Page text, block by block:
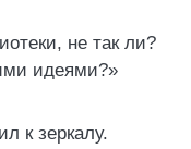
не так ли?
идеями?»
к зеркалу.